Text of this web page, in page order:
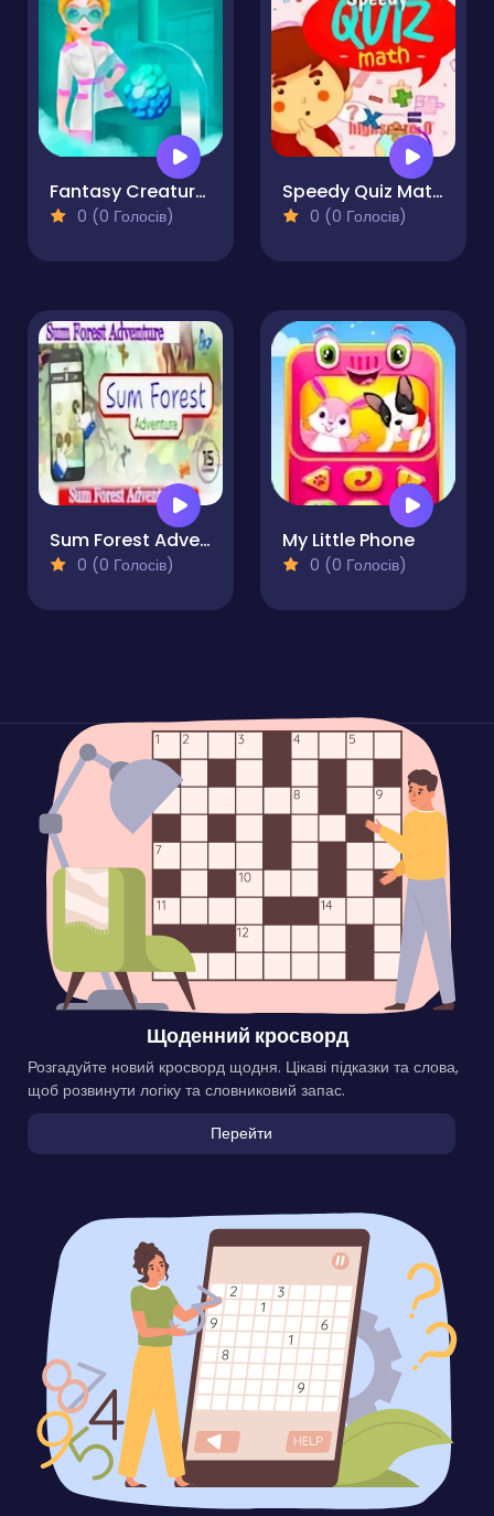
Fantasy Creatures Princess Laboratory
0 (0 Голосів)
Speedy Quiz Maths
0 (0 Голосів)
Sum Forest Adventure
0 (0 Голосів)
My Little Phone
0 (0 Голосів)
Щоденний кросворд
Розгадуйте новий кросворд щодня. Цікаві підказки та слова,
щоб розвинути логіку та словниковий запас.
Перейти